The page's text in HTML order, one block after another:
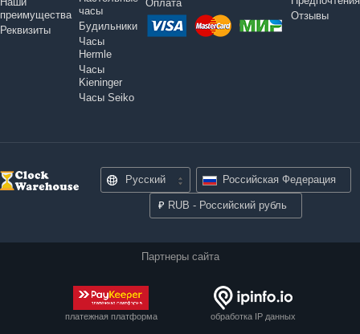
преимущества
Реквизиты
часы
Будильники
Часы
Hermle
Часы
Kieninger
Часы Seiko
Оплата
Отзывы
Русский Российская Федерация
₽ RUB - Российский рубль
Партнеры сайта
платежная платформа обработка IP данных